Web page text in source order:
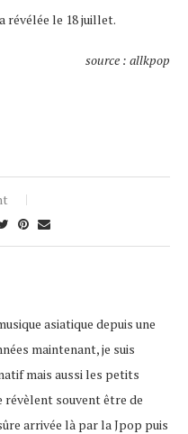
révélée le 18 juillet.
source : allkpop
asiatique depuis une
maintenant, je suis
mais aussi les petits
souvent être de
arrivée là par la Jpop puis